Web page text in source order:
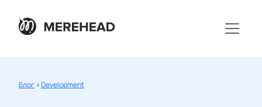
Блог >Development